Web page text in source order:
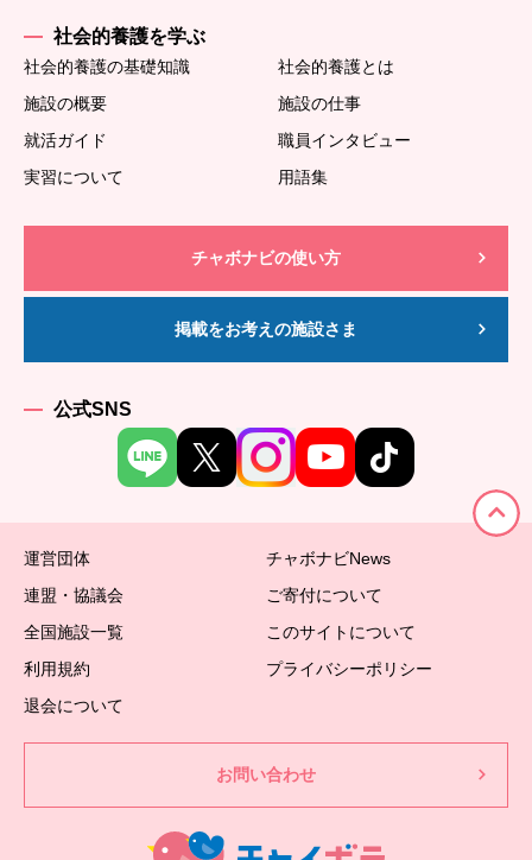
社会的養護を学ぶ
社会的養護の基礎知識
社会的養護とは
施設の概要
施設の仕事
就活ガイド
職員インタビュー
実習について
用語集
チャボナビの使い方
掲載をお考えの施設さま
公式SNS
運営団体
チャボナビNews
連盟・協議会
ご寄付について
全国施設一覧
このサイトについて
利用規約
プライバシーポリシー
退会について
お問い合わせ